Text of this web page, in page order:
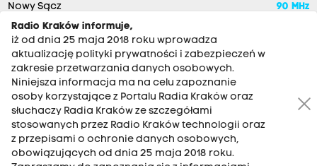
Nowy Sącz 90 MHz
RADIO KRAKÓW SA. Aleja Juliusza Słowackiego 22, 30-007
Kraków
Radio Kraków informuje,
iż od dnia 25 maja 2018 roku wprowadza
aktualizację polityki prywatności i zabezpieczeń w
zakresie przetwarzania danych osobowych.
Niniejsza informacja ma na celu zapoznanie
osoby korzystające z Portalu Radia Kraków oraz
słuchaczy Radia Kraków ze szczegółami
stosowanych przez Radio Kraków technologii oraz
z przepisami o ochronie danych osobowych,
obowiązujących od dnia 25 maja 2018 roku.